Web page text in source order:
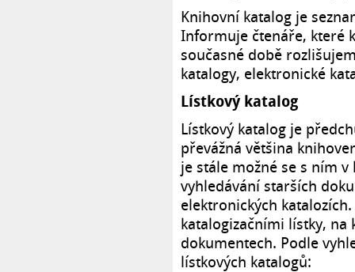
Knihovní katalog je
Informuje čtenáře, které
současné době
katalogy, elektronické
Lístkový katalog
Lístkový katalog je
převážná většina
je stále možné se s ním
vyhledávání starších
elektronických
katalogizačními lístky, na
dokumentech. Podle
lístkových katalogů: